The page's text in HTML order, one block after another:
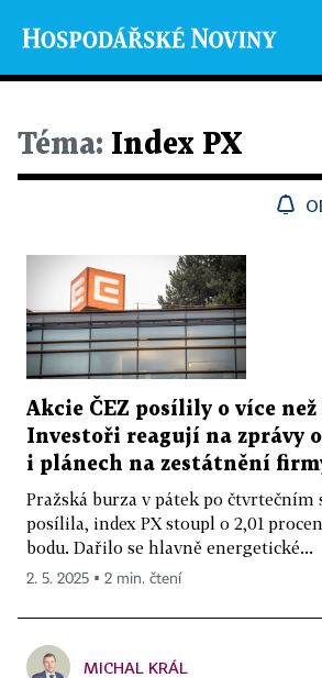
Téma: Index PX
Akcie ČEZ posílily o více
Investoři reagují na zprávy
i plánech na zestátnění
Pražská burza v pátek po čtvrtečním
posílila, index PX stoupl o 2,01
bodu. Dařilo se hlavně energetické...
2. 5. 2025 ▪ 2 min. čtení
MICHAL KRÁL